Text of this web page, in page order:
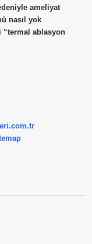
ameliyat
nasıl yok
ablasyon